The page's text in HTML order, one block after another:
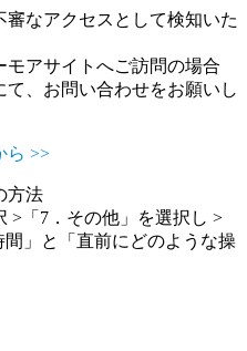
なアクセスとして検知いた
アサイトへご訪問の場合
、お問い合わせをお願いし
ら >>
方法
>「7．その他」を選択し >
」と「直前にどのような操